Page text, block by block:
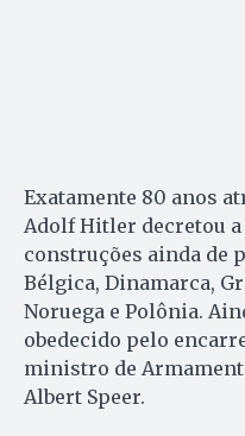
Exatamente 80 anos
Adolf Hitler decretou a
construções ainda de
Bélgica, Dinamarca,
Noruega e Polônia.
obedecido pelo
ministro de
Albert Speer.